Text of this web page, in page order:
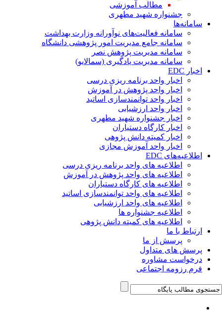
مطالب آموزشی
جشنواره شهید مطهری
سامانه‌ها
سامانه فعالیت‌های نوآورانه وزارت بهداشت
سامانه جامع مدیریت امور پژوهشی دانشگاه
سامانه مدیریت پژوهش نصر
سامانه مدیریت یادگیری (سمالایو)
اخبار EDC
اخبار واحد برنامه ریزی درسی
اخبار واحد پژوهش در آموزش
اخبار واحد توانمندسازی اساتید
اخبار واحد ارزشیابی
اخبار جشنواره شهید مطهری
اخبار کارگاه دستیاران
اخبار کمیته دانش پژوهی
اخبار واحد آموزش مجازی
اطلاعیه‌های EDC
اطلاعیه های واحد برنامه ریزی درسی
اطلاعیه های واحد پژوهش در آموزش
اطلاعیه های کارگاه دستیاران
اطلاعیه های واحد توانمندسازی اساتید
اطلاعیه های واحد ارزشیابی
اطلاعیه جشنواره ها
اطلاعیه های کمیته دانش پژوهی
ارتباط با ما
پرسش از ما
پرسش های متداول
درخواست مشاوره
فرم رزومه اجتماعی